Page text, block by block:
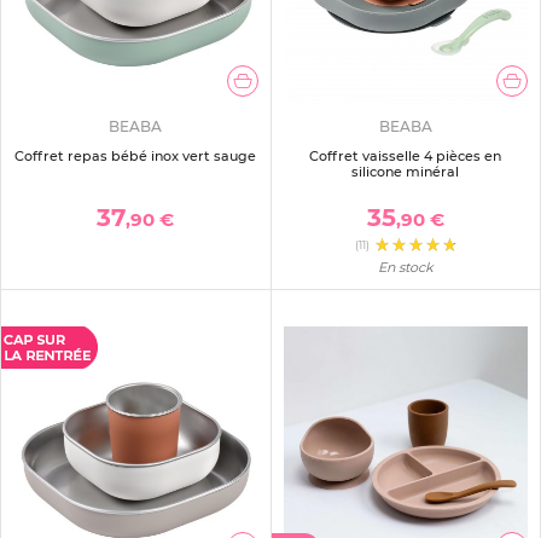
BEABA
Coffret repas bébé inox vert sauge
37,90 €
BEABA
Coffret vaisselle 4 pièces en
silicone minéral
35,90 €
(11)
En stock